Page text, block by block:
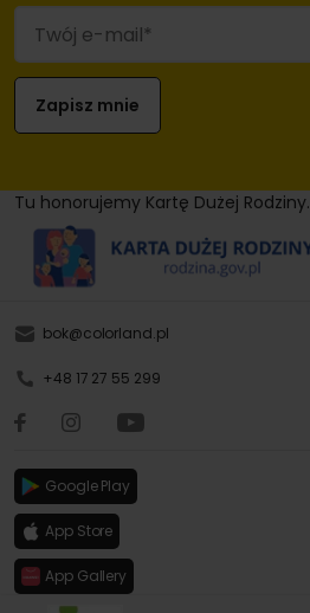
Tu honorujemy Kartę Dużej Rodziny.
bok@colorland.pl
+48 17 27 55 299
Google Play
App Store
App Gallery